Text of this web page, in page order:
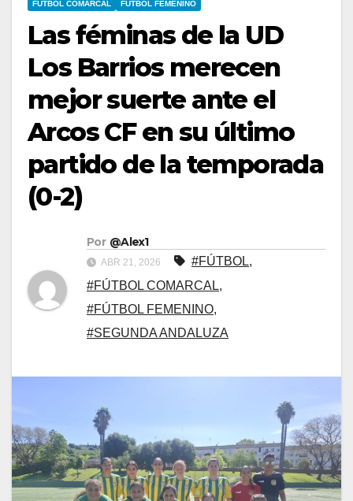
FÚTBOL COMARCAL FÚTBOL FEMENINO
Las féminas de la UD
Los Barrios merecen
mejor suerte ante el
Arcos CF en su último
partido de la temporada
(0-2)
Por @Alex1
ABR 21, 2026 #FÚTBOL,
#FÚTBOL COMARCAL,
#FÚTBOL FEMENINO,
#SEGUNDA ANDALUZA